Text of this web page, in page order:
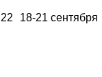
22 18-21 сентября